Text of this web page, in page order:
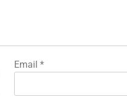
Email *